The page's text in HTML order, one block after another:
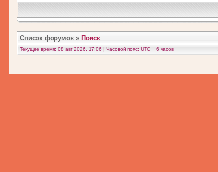
Список форумов » Поиск
Текущее время: 08 авг 2026, 17:06 | Часовой пояс: UTC − 6 часов